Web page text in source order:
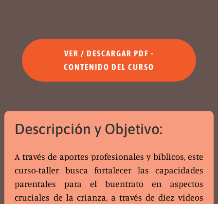
VER / DESCARGAR PDF -
CONTENIDO DEL CURSO
Descripción y Objetivo:
A través de aportes profesionales y bíblicos, este
curso-taller busca fortalecer las capacidades
parentales para el buentrato en aspectos
cruciales de la crianza, a través de diez videos